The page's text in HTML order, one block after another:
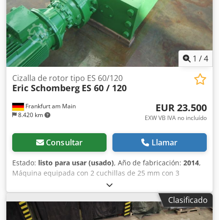
1 /4
Frankfurt am Main
8.420 km
Cizalla de rotor tipo ES 60/120
Eric Schomberg ES 60 / 120
EUR 23.500
EXW VB IVA no incluído
Consultar Llamar
Estado: listo para usar (usado), Año de fabricación: 2014,
Máquina equipada con 2 cuchillas de 25 mm con 3
ganchos, 2 reductores planetarios con una potencia de 15
kW cada uno y un sistema de control con PLC y función de
protección contra sobrecarga/funcionamiento en reversa.
Csdpfoiwgd Sox Al Ijha
Clasificado